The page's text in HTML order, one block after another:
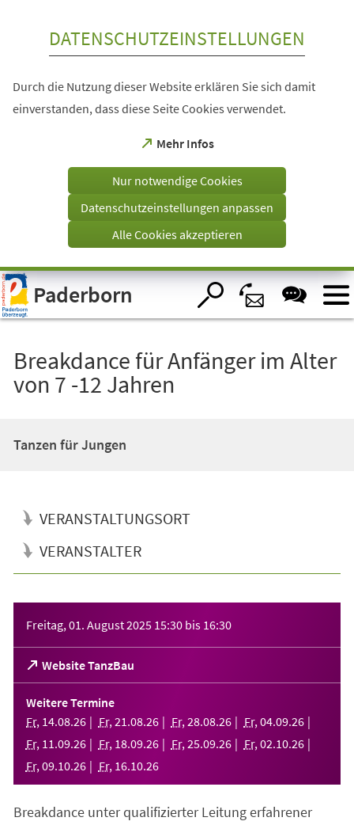
Visuelle
Assistenzsoftware
öffnen.
DATENSCHUTZEINSTELLUNGEN
Durch die Nutzung dieser Website erklären Sie sich damit
einverstanden, dass diese Seite Cookies verwendet.
Mehr Infos
(Öffnet
einem
Tab)
Nur notwendige Cookies
Datenschutzeinstellungen anpassen
Alle Cookies akzeptieren
Paderborn
Breakdance für Anfänger im Alter
von 7 -12 Jahren
Tanzen für Jungen
VERANSTALTUNGSORT
VERANSTALTER
Freitag, 01. August 2025 15:30 bis 16:30
Website TanzBau
(Öffnet
in
einem
neuen
Tab)
Weitere Termine
Fr, 14.08.26 Fr, 21 .08.26 Fr, 28.08.26 Fr, 04.09.26
Fr, 11 .09.26 Fr, 18.09.26 Fr, 25.09.26 Fr, 02.10.26
Fr, 09.10.26 Fr, 16.10.26
Breakdance unter qualifizierter Leitung erfahrener